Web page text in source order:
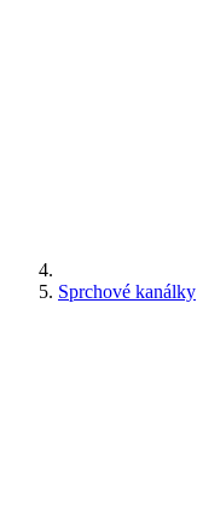
Sprchové kanálky